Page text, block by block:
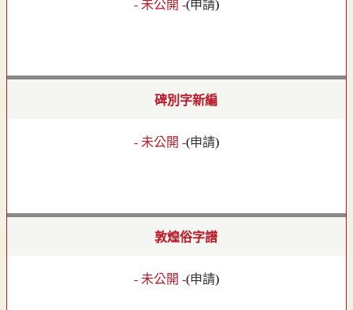
- 未公開 -(申請)
碑別字新編
- 未公開 -(申請)
敦煌俗字譜
- 未公開 -(申請)